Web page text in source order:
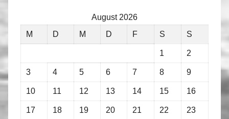
August 2026
M
D M D F S S
1 2
3 4 5 6 7 8 9
10 11 12 13 14 15 16
17 18 19 20 21 22 23